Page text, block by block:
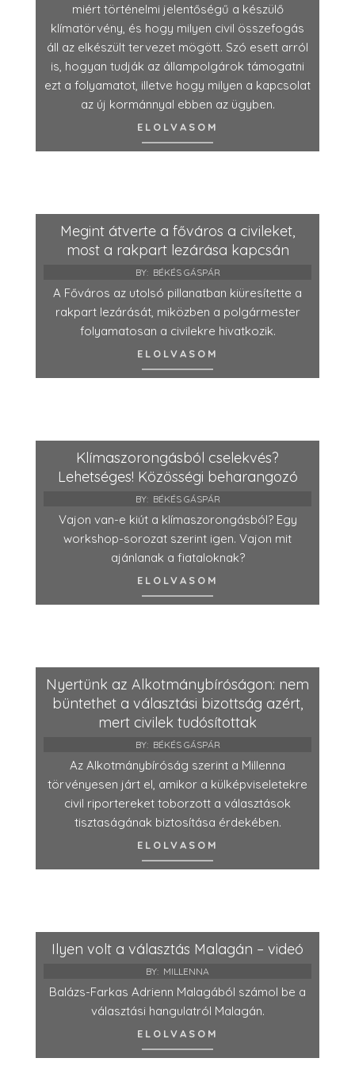
miért történelmi jelentőségű a készülő
klímatörvény, és hogy milyen civil összefogás
áll az elkészült tervezet mögött. Szó esett arról
is, hogyan tudják az állampolgárok támogatni
ezt a folyamatot, illetve hogy milyen a kapcsolat
az új kormánnyal ebben az ügyben.
ELOLVASOM
Megint átverte a főváros a civileket,
most a rakpart lezárása kapcsán
BY: BÉKÉS GÁSPÁR
A Főváros az utolsó pillanatban kiüresítette a
rakpart lezárását, miközben a polgármester
folyamatosan a civilekre hivatkozik.
ELOLVASOM
Klímaszorongásból cselekvés?
Lehetséges! Közösségi beharangozó
BY: BÉKÉS GÁSPÁR
Vajon van-e kiút a klímaszorongásból? Egy
workshop-sorozat szerint igen. Vajon mit
ajánlanak a fiataloknak?
ELOLVASOM
Nyertünk az Alkotmánybíróságon: nem
büntethet a választási bizottság azért,
mert civilek tudósítottak
BY: BÉKÉS GÁSPÁR
Az Alkotmánybíróság szerint a Millenna
törvényesen járt el, amikor a külképviseletekre
civil riportereket toborzott a választások
tisztaságának biztosítása érdekében.
ELOLVASOM
Ilyen volt a választás Malagán – videó
BY: MILLENNA
Balázs-Farkas Adrienn Malagából számol be a
választási hangulatról Malagán.
ELOLVASOM